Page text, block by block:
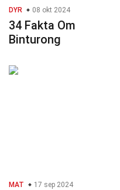
DYR 08 okt 2024
34 Fakta Om
Binturong
MAT 17 sep 2024